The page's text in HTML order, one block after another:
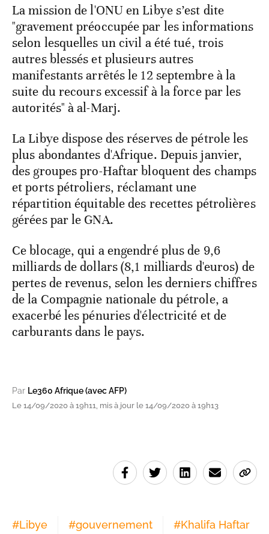
La mission de l'ONU en Libye s’est dite
"gravement préoccupée par les informations
selon lesquelles un civil a été tué, trois
autres blessés et plusieurs autres
manifestants arrêtés le 12 septembre à la
suite du recours excessif à la force par les
autorités" à al-Marj.
La Libye dispose des réserves de pétrole les
plus abondantes d'Afrique. Depuis janvier,
des groupes pro-Haftar bloquent des champs
et ports pétroliers, réclamant une
répartition équitable des recettes pétrolières
gérées par le GNA.
Ce blocage, qui a engendré plus de 9,6
milliards de dollars (8,1 milliards d'euros) de
pertes de revenus, selon les derniers chiffres
de la Compagnie nationale du pétrole, a
exacerbé les pénuries d'électricité et de
carburants dans le pays.
Par Le360 Afrique (avec AFP)
Le 14/09/2020 à 19h11, mis à jour le 14/09/2020 à 19h13
#Libye #gouvernement #Khalifa Haftar